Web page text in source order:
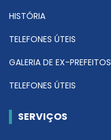
HISTÓRIA
TELEFONES ÚTEIS
GALERIA DE EX-PREFEITOS
TELEFONES ÚTEIS
SERVIÇOS